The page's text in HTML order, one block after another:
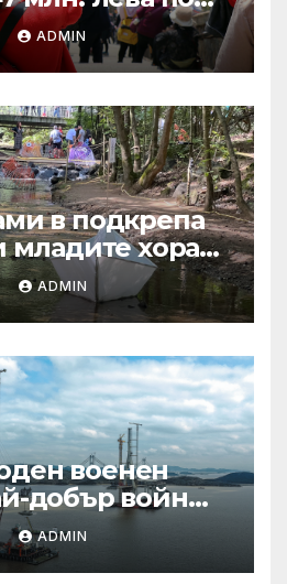
и
за Кампания
ADMIN
в подкрепа
младите хора
за
обсъждане
ADMIN
военен
добър войн
ADMIN